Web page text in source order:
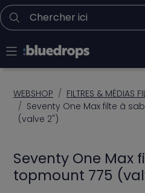
Chercher ici
WEBSHOP FILTRES & MÉDIAS
Seventy One Max filte à
(valve 2")
Seventy One Max
topmount 775